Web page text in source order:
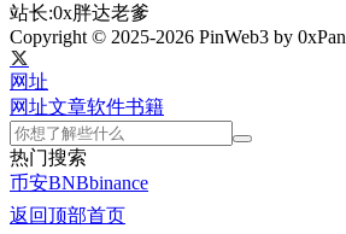
站长:0x胖达老爹
Copyright © 2025-2026 PinWeb3 by
网址
网址文章软件书籍
热门搜索
币安BNBbinance
返回顶部首页